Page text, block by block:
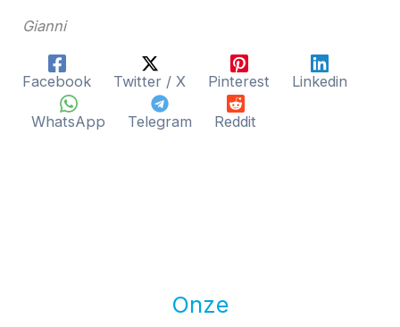
Gianni
Facebook Twitter / X Pinterest Linkedin
WhatsApp Telegram Reddit
Onze